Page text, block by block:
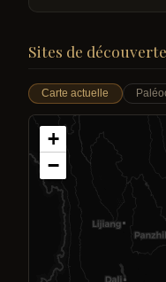
Sites de découverte
Carte actuelle
+
−